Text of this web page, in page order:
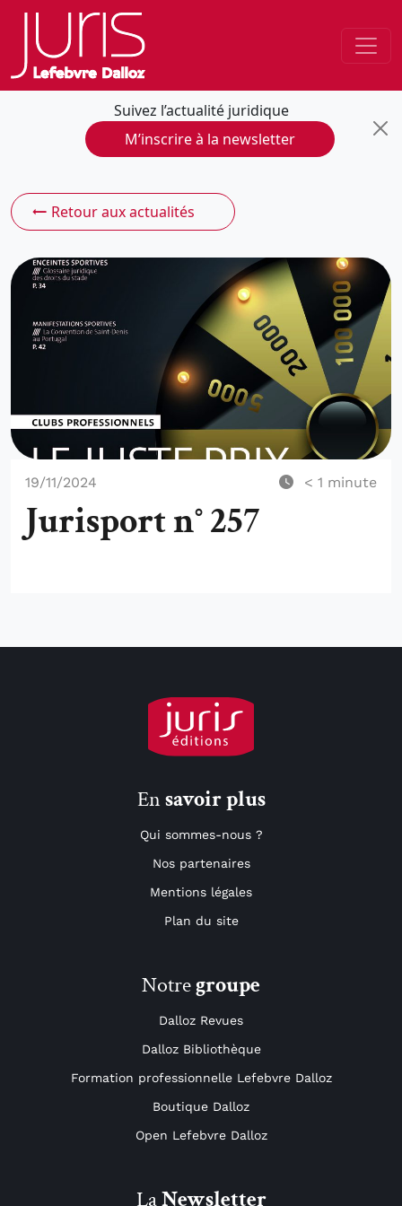
Suivez l’actualité juridique
M’inscrire à la newsletter
Retour aux actualités
19/11/2024 < 1 minute
Jurisport n° 257
Ensavoir plus
Qui sommes-nous ?
Nos partenaires
Mentions légales
Plan du site
Notregroupe
Dalloz Revues
Dalloz Bibliothèque
Formation professionnelle Lefebvre Dalloz
Boutique Dalloz
Open Lefebvre Dalloz
LaNewsletter